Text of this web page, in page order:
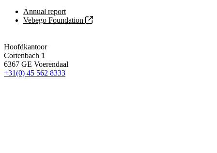
Annual report
Vebego Foundation
Hoofdkantoor
Cortenbach 1
6367 GE Voerendaal
+31(0) 45 562 8333